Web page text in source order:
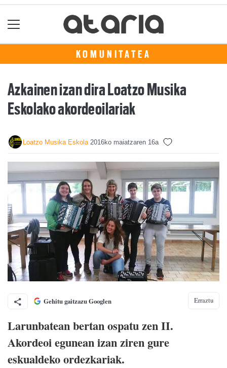
KOMUNITATEA
Azkainen izan dira Loatzo Musika
Eskolako akordeoilariak
Loatzo Musika Eskola 2016ko maiatzaren 16a
Gehitu gaitzazu Googlen Erraztu
Larunbatean bertan ospatu zen II.
Akordeoi egunean izan ziren gure
eskualdeko ordezkariak.